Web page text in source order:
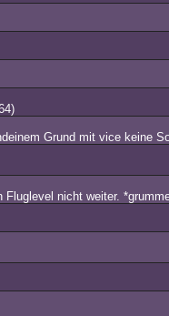
Grund mit vice keine
nicht weiter.